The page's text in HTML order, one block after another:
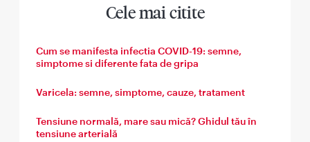
Cele mai citite
Cum se manifesta infectia COVID-19: semne,
simptome si diferente fata de gripa
Varicela: semne, simptome, cauze, tratament
Tensiune normală, mare sau mică? Ghidul tău în
tensiune arterială